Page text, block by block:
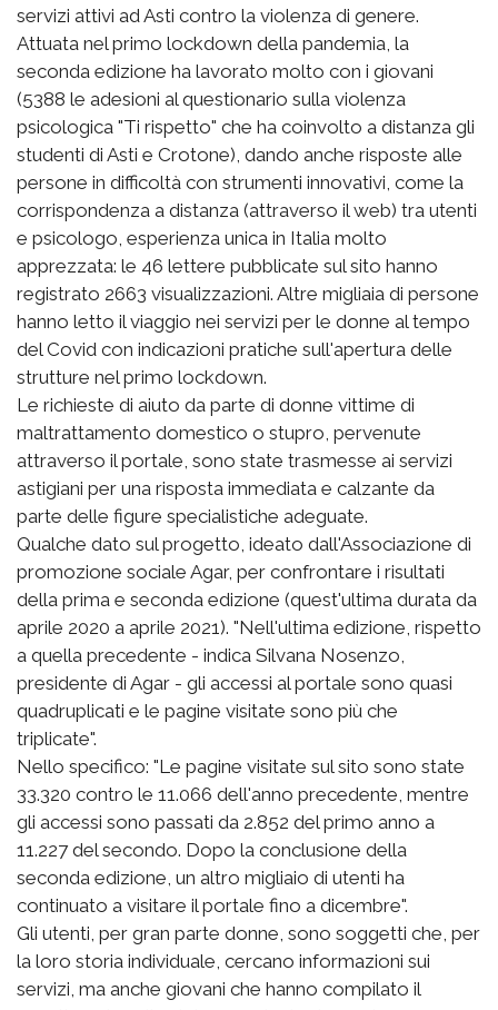
servizi attivi ad Asti contro la violenza di genere.
Attuata nel primo lockdown della pandemia, la
seconda edizione ha lavorato molto con i giovani
(5388 le adesioni al questionario sulla violenza
psicologica "Ti rispetto" che ha coinvolto a distanza gli
studenti di Asti e Crotone), dando anche risposte alle
persone in difficoltà con strumenti innovativi, come la
corrispondenza a distanza (attraverso il web) tra utenti
e psicologo, esperienza unica in Italia molto
apprezzata: le 46 lettere pubblicate sul sito hanno
registrato 2663 visualizzazioni. Altre migliaia di persone
hanno letto il viaggio nei servizi per le donne al tempo
del Covid con indicazioni pratiche sull'apertura delle
strutture nel primo lockdown.
Le richieste di aiuto da parte di donne vittime di
maltrattamento domestico o stupro, pervenute
attraverso il portale, sono state trasmesse ai servizi
astigiani per una risposta immediata e calzante da
parte delle figure specialistiche adeguate.
Qualche dato sul progetto, ideato dall'Associazione di
promozione sociale Agar, per confrontare i risultati
della prima e seconda edizione (quest'ultima durata da
aprile 2020 a aprile 2021). "Nell'ultima edizione, rispetto
a quella precedente - indica Silvana Nosenzo,
presidente di Agar - gli accessi al portale sono quasi
quadruplicati e le pagine visitate sono più che
triplicate".
Nello specifico: "Le pagine visitate sul sito sono state
33.320 contro le 11.066 dell'anno precedente, mentre
gli accessi sono passati da 2.852 del primo anno a
11.227 del secondo. Dopo la conclusione della
seconda edizione, un altro migliaio di utenti ha
continuato a visitare il portale fino a dicembre".
Gli utenti, per gran parte donne, sono soggetti che, per
la loro storia individuale, cercano informazioni sui
servizi, ma anche giovani che hanno compilato il